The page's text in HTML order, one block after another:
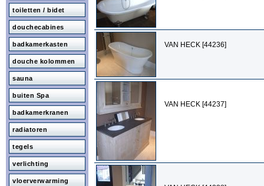
toiletten / bidet
douchecabines
badkamerkasten
douche kolommen
sauna
buiten Spa
badkamerkranen
radiatoren
tegels
verlichting
vloerverwarming
VAN HECK [44236]
VAN HECK [44237]